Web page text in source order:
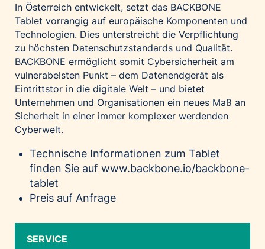
In Österreich entwickelt, setzt das BACKBONE
Tablet vorrangig auf europäische Komponenten und
Technologien. Dies unterstreicht die Verpflichtung
zu höchsten Datenschutzstandards und Qualität.
BACKBONE ermöglicht somit Cybersicherheit am
vulnerabelsten Punkt – dem Datenendgerät als
Eintrittstor in die digitale Welt – und bietet
Unternehmen und Organisationen ein neues Maß an
Sicherheit in einer immer komplexer werdenden
Cyberwelt.
Technische Informationen zum Tablet
finden Sie auf www.backbone.io/backbone-
tablet
Preis auf Anfrage
SERVICE